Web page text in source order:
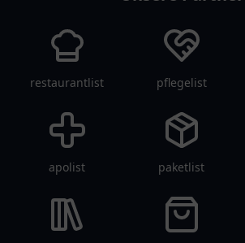
restaurantlist pflegelist
apolist paketlist